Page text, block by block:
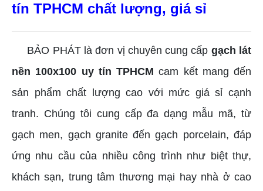
tín TPHCM chất lượng, giá sỉ
BẢO PHÁT là đơn vị chuyên cung cấp gạch lát
nền 100x100 uy tín TPHCM cam kết mang đến
sản phẩm chất lượng cao với mức giá sỉ cạnh
tranh. Chúng tôi cung cấp đa dạng mẫu mã, từ
gạch men, gạch granite đến gạch porcelain, đáp
ứng nhu cầu của nhiều công trình như biệt thự,
khách sạn, trung tâm thương mại hay nhà ở cao